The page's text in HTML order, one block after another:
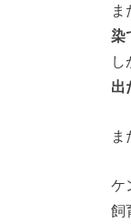
ま
染
し
出
ま
ケ
飼